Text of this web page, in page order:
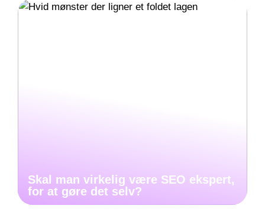
Skal man virkelig være SEO ekspert,
for at gøre det selv?